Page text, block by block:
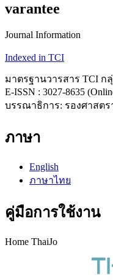
varantee
Journal Information
Indexed in TCI
มาตรฐานวารสาร TCI ก
E-ISSN : 3027-8635
บรรณาธิการ: รองศาสต
ภาษา
English
ภาษาไทย
คู่มือการใช้งาน
Home ThaiJo